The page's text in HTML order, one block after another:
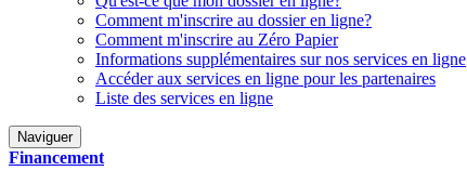
Comment m'inscrire au dossier en ligne?
Comment m'inscrire au Zéro Papier
Informations supplémentaires sur nos services en ligne
Accéder aux services en ligne pour les partenaires
Liste des services en ligne
Naviguer
Financement